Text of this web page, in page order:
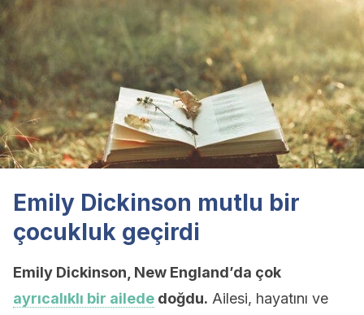
Emily Dickinson mutlu bir
çocukluk geçirdi
Emily Dickinson, New England’da çok
ayrıcalıklı bir ailede doğdu. Ailesi, hayatını ve